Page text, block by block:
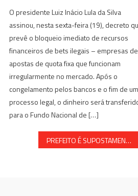
O presidente Luiz Inácio Lula da Silva
assinou, nesta sexta-feira (19), decreto
prevê o bloqueio imediato de recursos
financeiros de bets ilegais – empresas de
apostas de quota fixa que funcionam
irregularmente no mercado. Após o
congelamento pelos bancos e o fim de
processo legal, o dinheiro será
para o Fundo Nacional de […]
PREFEITO É SUPOSTAMENTE AMEAÇADO POR DÍVIDA COM CIGANO